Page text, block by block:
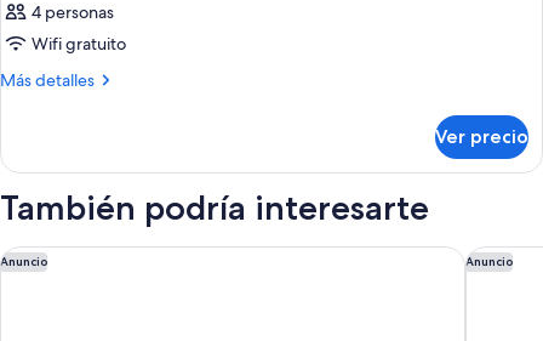
4 personas
Wifi gratuito
Más detalles
Más
Ver precio
También podría interesarte
Anuncio
InterContinental ANA Tokyo by IHG Anuncio